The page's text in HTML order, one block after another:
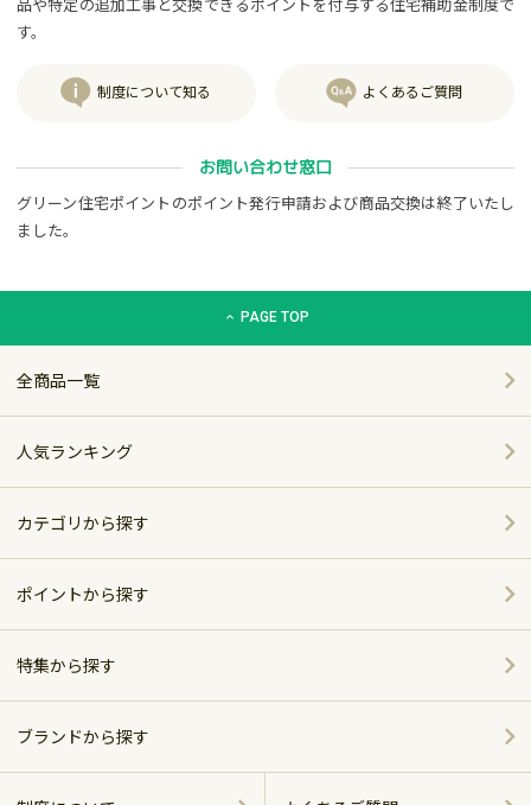
す。
制度について知る よくあるご質問
お問い合わせ窓口
グリーン住宅ポイントのポイント発行申請および商品交換は終了いたし
ました。
グリーン住宅ポイント交換商品カタログサイト「エコdeギフ
PAGE TOP
全商品一覧
人気ランキング
カテゴリから探す
家電
家具・インテリア
ホーム＆キッチン
ポイントから探す
～5,000pt
5,001～10,000pt
特集から探す
ポイント別おすすめ商品
ブランドから探す